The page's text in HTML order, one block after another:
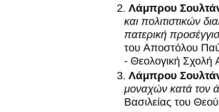
Λάμπρου
και πολιτιστικών
πατερική
του Αποστόλου
- Θεολογική
Λάμπρου
μοναχών κατά τον
Βασιλείας του Θεού